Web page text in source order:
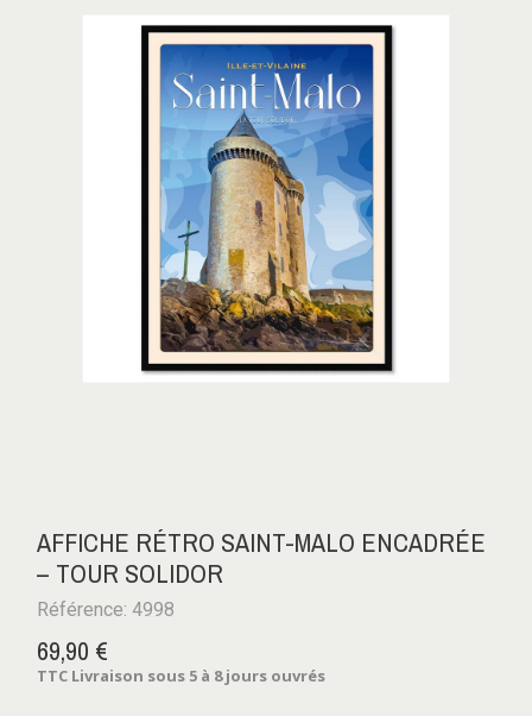
AFFICHE RÉTRO SAINT-MALO ENCADRÉE
– TOUR SOLIDOR
Référence: 4998
69,90 €
TTC Livraison sous 5 à 8 jours ouvrés